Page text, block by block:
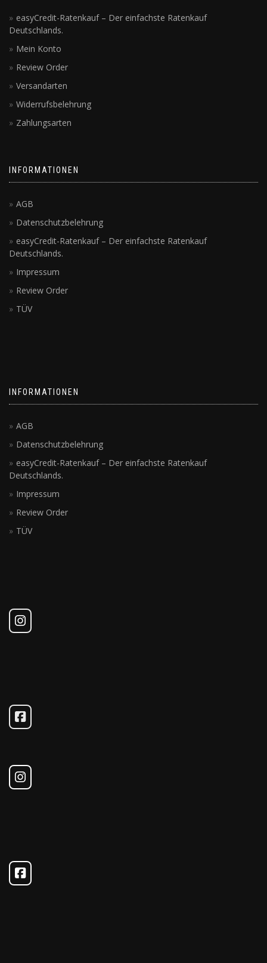
easyCredit-Ratenkauf – Der einfachste Ratenkauf
Deutschlands.
Mein Konto
Review Order
Versandarten
Widerrufsbelehrung
Zahlungsarten
INFORMATIONEN
AGB
Datenschutzbelehrung
easyCredit-Ratenkauf – Der einfachste Ratenkauf
Deutschlands.
Impressum
Review Order
TÜV
INFORMATIONEN
AGB
Datenschutzbelehrung
easyCredit-Ratenkauf – Der einfachste Ratenkauf
Deutschlands.
Impressum
Review Order
TÜV